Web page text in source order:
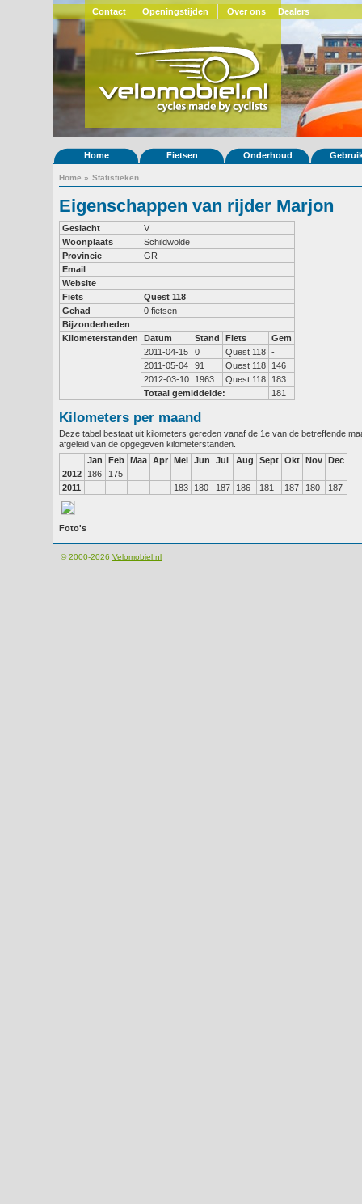
Contact Openingstijden Over ons Dealers
Home Fietsen Onderhoud
Home » Statistieken
Eigenschappen van rijder Marjon
Geslacht
V
Woonplaats
Schildwolde
Provincie
GR
Email
Website
Fiets
Quest 118
Gehad
0 fietsen
Bijzonderheden
Kilometerstanden
Datum Stand Fiets
Gem
2011-04-15
0 Quest 118 -
2011-05-04
91 Quest 118
146
2012-03-10
1963 Quest 118
183
Totaal gemiddelde:
181
Kilometers per maand
Deze tabel bestaat uit kilometers gereden vanaf de 1e van de betreffende
afgeleid van de opgegeven kilometerstanden.
Jan
Feb Maa Apr Mei Jun Jul Aug Sept Okt Nov Dec
2012
186
175
2011
183 180 187 186 181 187 180 187
Foto's
© 2000-2026 Velomobiel.nl